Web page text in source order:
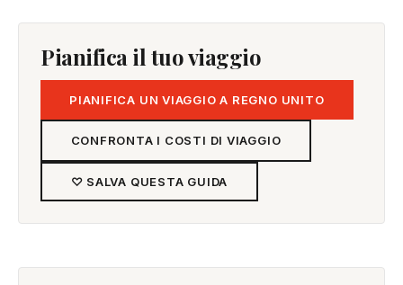
Pianifica il tuo viaggio
PIANIFICA UN VIAGGIO A REGNO UNITO
CONFRONTA I COSTI DI VIAGGIO
♡ SALVA QUESTA GUIDA